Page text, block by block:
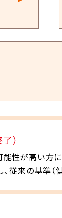
）
性が高い方
従来の基準